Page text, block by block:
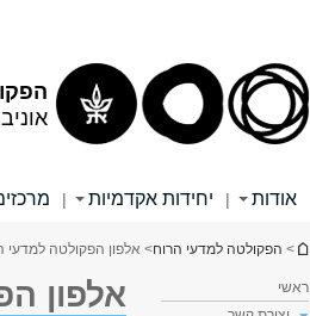
אודות | יחידות אקדמיות |
הינך נמצא כאן
> הפקולטה למדעי הרוח> אלפון הפקולטה למדעי
ראשי
אלפון